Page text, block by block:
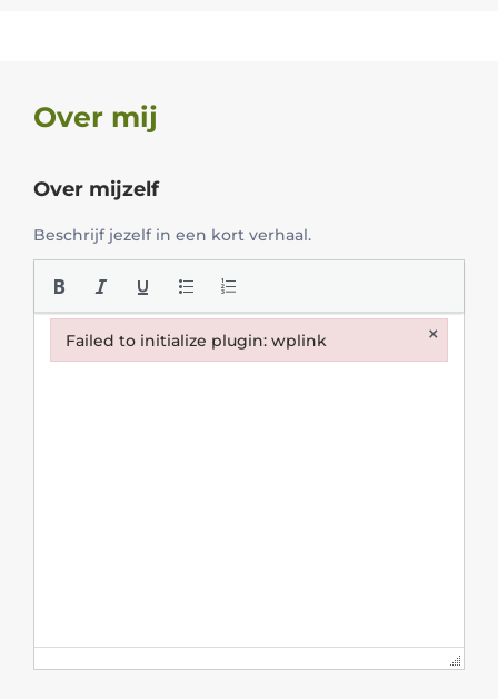
Over mij
Over mijzelf
Beschrijf jezelf in een kort verhaal.
Failed to initialize plugin: wplink ×
Failed to initialize plugin: wplink